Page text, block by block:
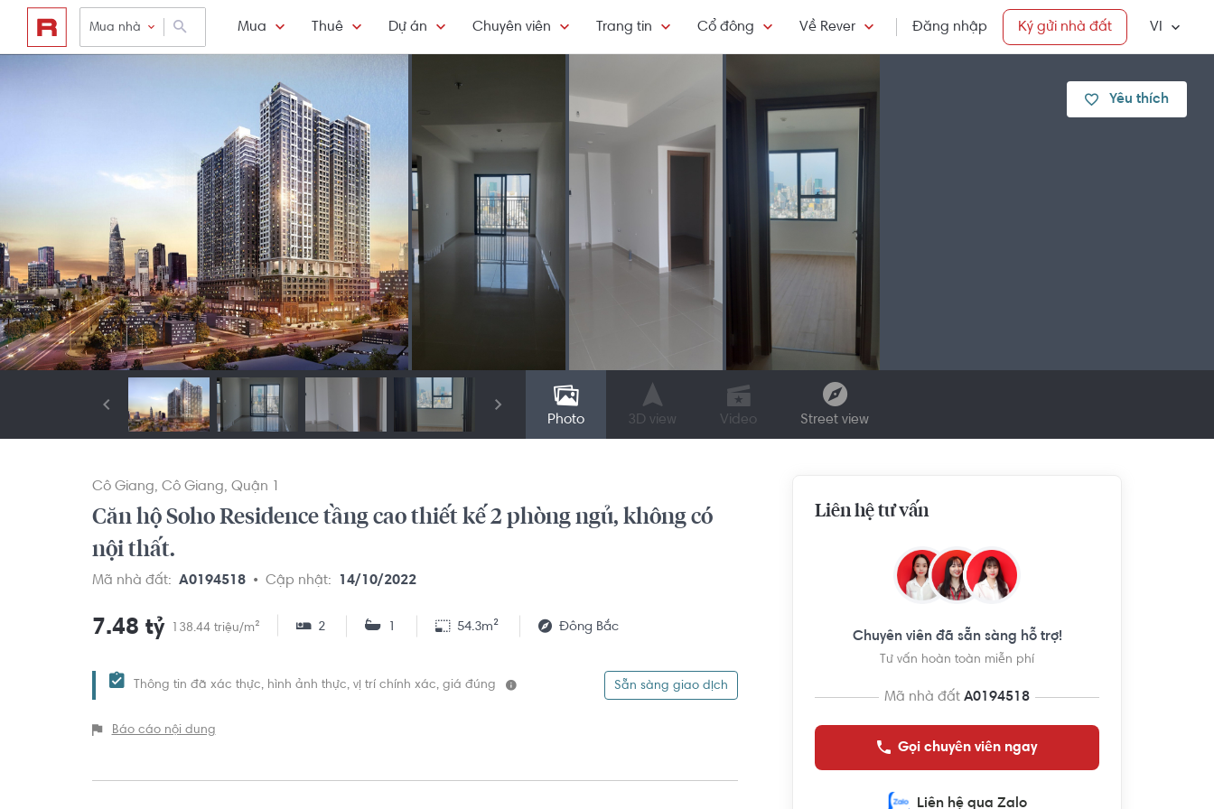
Mua nhà Mua Thuê Dự án Chuyên viên Trang tin Cổ đông Về Rever Đăng nhập Ký gửi nhà đất VI
Yêu thích
Photo 3D view Video Street view
Cô Giang Cô Giang Quận 1
Căn hộ Soho Residence tầng cao thiết kế 2 phòng ngủ, không có
nội thất.
Mã nhà đất: A0194518 Cập nhật: 14/10/2022
7.48 tỷ 138.44 triệu/m² 2 1 54.3m² Đông Bắc
Thông tin đã xác thực, hình ảnh thực, vị trí chính xác, giá đúng Sẵn sàng giao dịch
Báo cáo nội dung
Liên hệ tư vấn
Chuyên viên đã sẵn sàng hỗ trợ!
Tư vấn hoàn toàn miễn phí
Mã nhà đất A0194518
Gọi chuyên viên ngay
Liên hệ qua Zalo